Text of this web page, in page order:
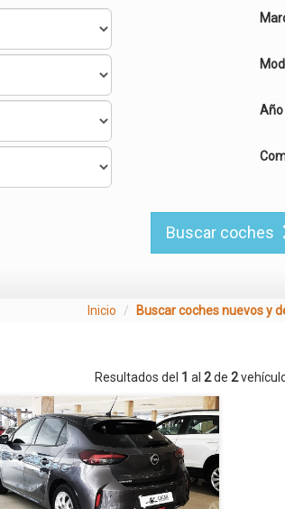
Buscar coches
Inicio Buscar coches nuevos y
Resultados del 1 al 2de 2